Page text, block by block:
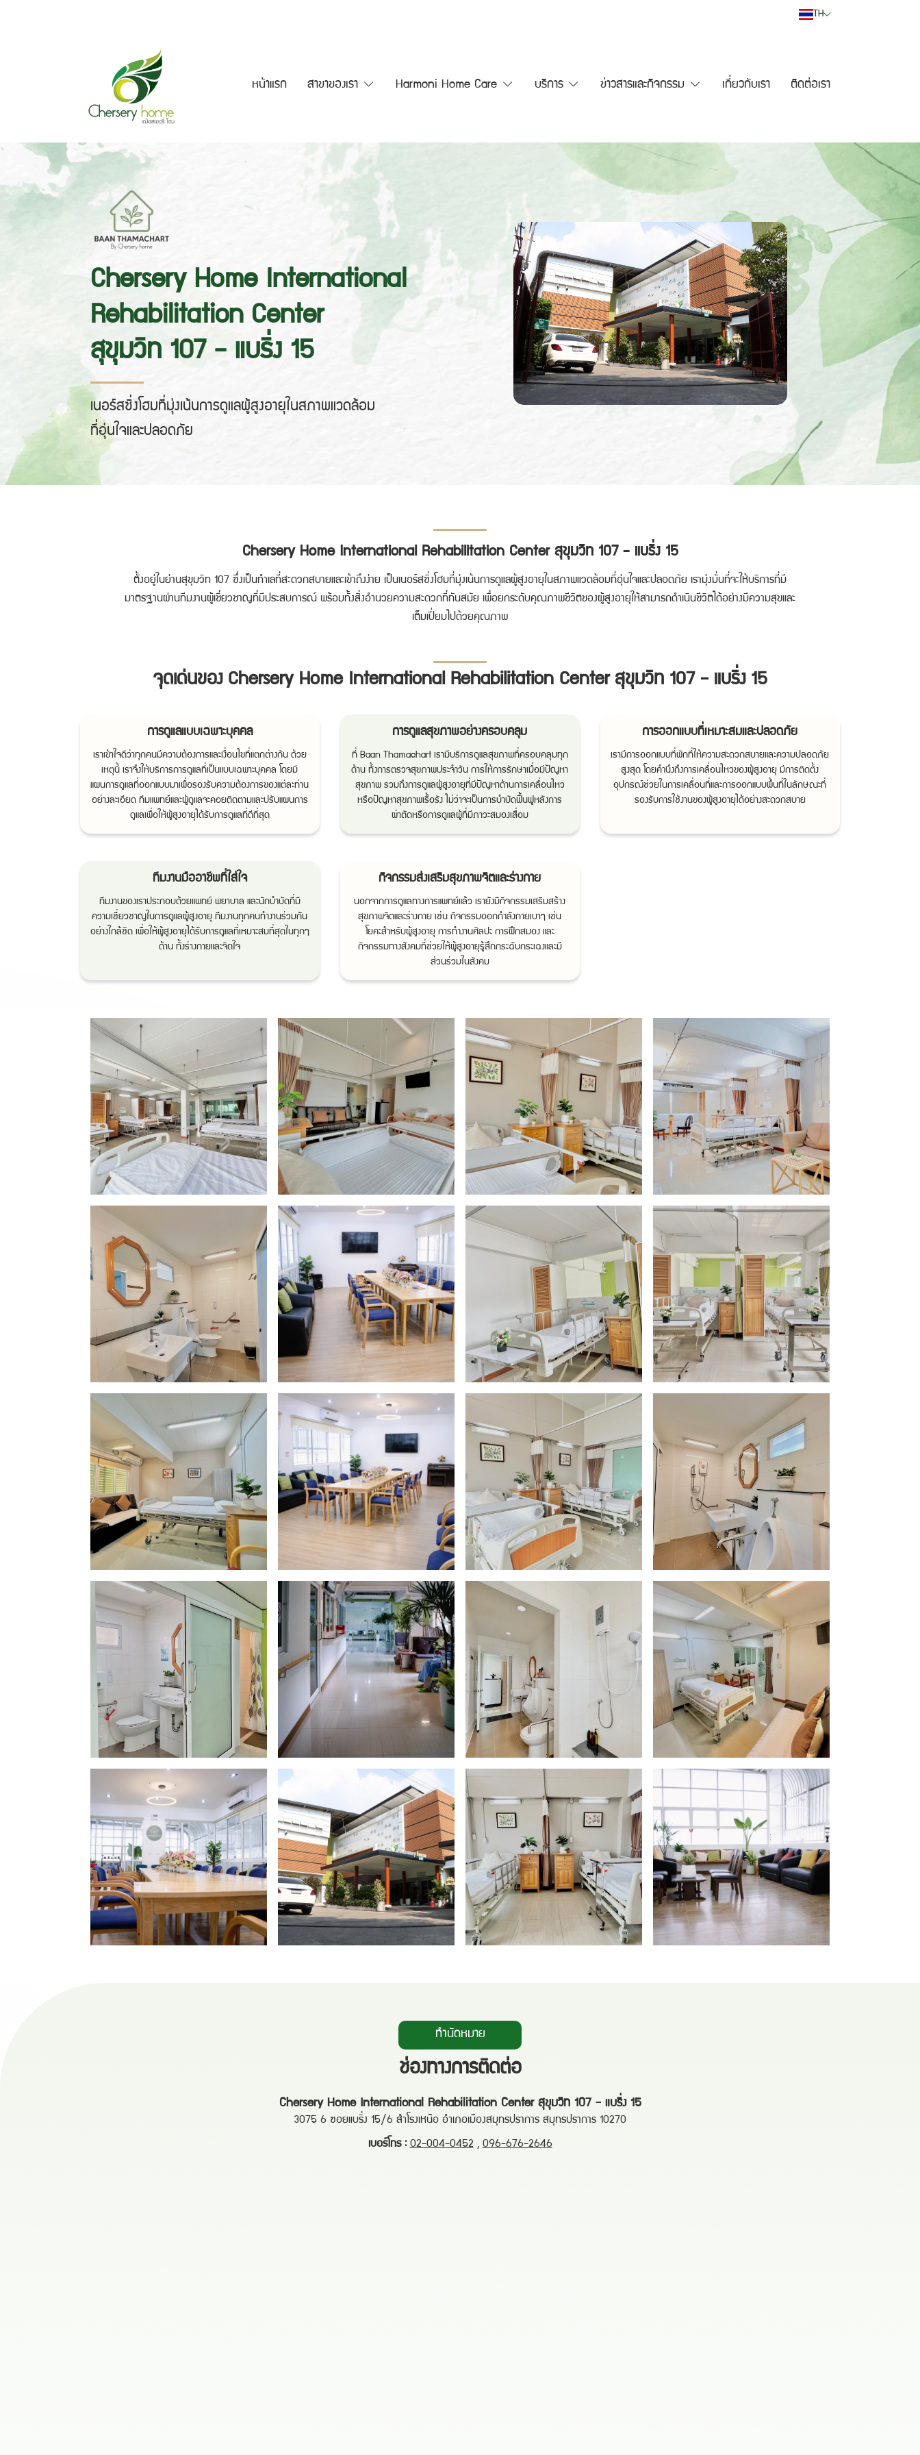
TH
หน้าแรก สาขาของเรา Harmoni Home Care บริการ ข่าวสารและกิจกรรม เกี่ยวกับเรา ติดต่อเรา
Chersery Home International
Rehabilitation Center
สุขุมวิท 107 - แบริ่ง 15
เนอร์สซิ่งโฮมที่มุ่งเน้นการดูแลผู้สูงอายุในสภาพแวดล้อม
ที่อุ่นใจและปลอดภัย
Chersery Home International Rehabilitation Center สุขุมวิท 107 - แบริ่ง 15
ตั้งอยู่ในย่านสุขุมวิท 107 ซึ่งเป็นทำเลที่สะดวกสบายและเข้าถึงง่าย เป็นเนอร์สซิ่งโฮมที่มุ่งเน้นการดูแลผู้สูงอายุในสภาพแวดล้อมที่อุ่นใจและปลอดภัย เรามุ่งมั่นที่จะให้บริการที่มี
มาตรฐานผ่านทีมงานผู้เชี่ยวชาญที่มีประสบการณ์ พร้อมทั้งสิ่งอำนวยความสะดวกที่ทันสมัย เพื่อยกระดับคุณภาพชีวิตของผู้สูงอายุให้สามารถดำเนินชีวิตได้อย่างมีความสุขและ
เต็มเปี่ยมไปด้วยคุณภาพ
จุดเด่นของ Chersery Home International Rehabilitation Center สุขุมวิท 107 - แบริ่ง 15
การดูแลแบบเฉพาะบุคคล
เราเข้าใจดีว่าทุกคนมีความต้องการและเงื่อนไขที่แตกต่างกัน ด้วย
เหตุนี้ เราจึงให้บริการการดูแลที่เป็นแบบเฉพาะบุคคล โดยมี
แผนการดูแลที่ออกแบบมาเพื่อรองรับความต้องการของแต่ละท่าน
อย่างละเอียด ทีมแพทย์และผู้ดูแลจะคอยติดตามและปรับแผนการ
ดูแลเพื่อให้ผู้สูงอายุได้รับการดูแลที่ดีที่สุด
การดูแลสุขภาพอย่างครอบคลุม
ที่ Baan Thamachart เรามีบริการดูแลสุขภาพที่ครอบคลุมทุก
ด้าน ทั้งการตรวจสุขภาพประจำวัน การให้การรักษาเมื่อมีปัญหา
สุขภาพ รวมถึงการดูแลผู้สูงอายุที่มีปัญหาด้านการเคลื่อนไหว
หรือปัญหาสุขภาพเรื้อรัง ไม่ว่าจะเป็นการบำบัดฟื้นฟูหลังการ
ผ่าตัดหรือการดูแลผู้ที่มีภาวะสมองเสื่อม
การออกแบบที่เหมาะสมและปลอดภัย
เรามีการออกแบบที่พักที่ให้ความสะดวกสบายและความปลอดภัย
สูงสุด โดยคำนึงถึงการเคลื่อนไหวของผู้สูงอายุ มีการติดตั้ง
อุปกรณ์ช่วยในการเคลื่อนที่และการออกแบบพื้นที่ในลักษณะที่
รองรับการใช้งานของผู้สูงอายุได้อย่างสะดวกสบาย
ทีมงานมืออาชีพที่ใส่ใจ
ทีมงานของเราประกอบด้วยแพทย์ พยาบาล และนักบำบัดที่มี
ความเชี่ยวชาญในการดูแลผู้สูงอายุ ทีมงานทุกคนทำงานร่วมกัน
อย่างใกล้ชิด เพื่อให้ผู้สูงอายุได้รับการดูแลที่เหมาะสมที่สุดในทุกๆ
ด้าน ทั้งร่างกายและจิตใจ
กิจกรรมส่งเสริมสุขภาพจิตและร่างกาย
นอกจากการดูแลทางการแพทย์แล้ว เรายังมีกิจกรรมเสริมสร้าง
สุขภาพจิตและร่างกาย เช่น กิจกรรมออกกำลังกายเบาๆ เช่น
โยคะสำหรับผู้สูงอายุ การทำงานศิลปะ การฝึกสมอง และ
กิจกรรมทางสังคมที่ช่วยให้ผู้สูงอายุรู้สึกกระฉับกระเฉงและมี
ส่วนร่วมในสังคม
ทำนัดหมาย
ช่องทางการติดต่อ
Chersery Home International Rehabilitation Center สุขุมวิท 107 - แบริ่ง 15
3075 6 ซอยแบริ่ง 15/6 สำโรงเหนือ อำเภอเมืองสมุทรปราการ สมุทรปราการ 10270
เบอร์โทร : 02-004-0452 , 096-676-2646